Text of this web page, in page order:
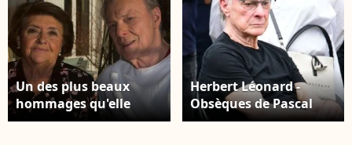
Un des plus beaux
hommages qu'elle
pouvait lui rendre,
Herbert Léonard -
Obsèques de Pascal
Danel au cimetière de